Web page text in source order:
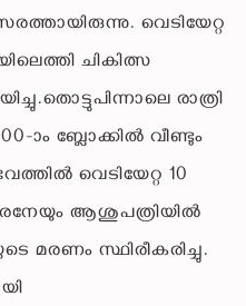
വെടിയേറ്റ
ചികിത്സ
രാത്രി
ാം ബ്ലോക്കില്‍ വീണ്ടും
വെടിയേറ്റ 10
ആശുപത്രിയില്‍
മരണം സ്ഥിരീകരിച്ചു.